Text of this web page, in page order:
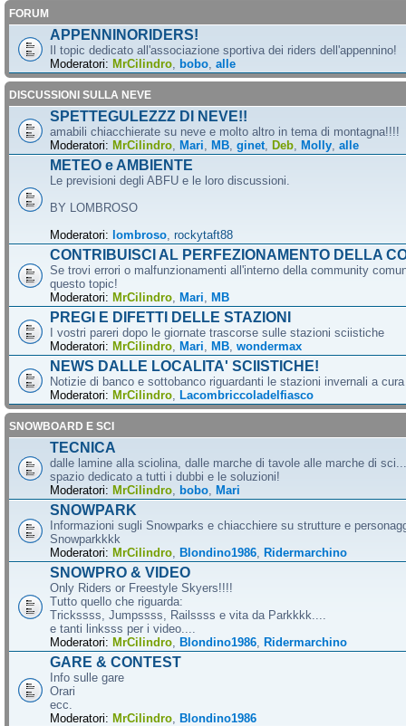
FORUM
APPENNINORIDERS!
Il topic dedicato all'associazione sportiva dei riders dell'appennino!
Moderatori: MrCilindro bobo alle
DISCUSSIONI SULLA NEVE
SPETTEGULEZZZ DI NEVE!!
amabili chiacchierate su neve e molto altro in tema di montagna!!!!
Moderatori: MrCilindro Mari MB ginet Deb Molly alle
METEO e AMBIENTE
Le previsioni degli ABFU e le loro discussioni.
BY LOMBROSO
Moderatori: lombroso rockytaft88
CONTRIBUISCI AL PERFEZIONAMENTO DELLA
Se trovi errori o malfunzionamenti all'interno della community
questo topic!
Moderatori: MrCilindro Mari MB
PREGI E DIFETTI DELLE STAZIONI
I vostri pareri dopo le giornate trascorse sulle stazioni sciistiche
Moderatori: MrCilindro Mari MB wondermax
NEWS DALLE LOCALITA' SCIISTICHE!
Notizie di banco e sottobanco riguardanti le stazioni invernali a
Moderatori: MrCilindro Lacombriccoladelfiasco
SNOWBOARD E SCI
TECNICA
dalle lamine alla sciolina, dalle marche di tavole alle marche di
spazio dedicato a tutti i dubbi e le soluzioni!
Moderatori: MrCilindro bobo Mari
SNOWPARK
Informazioni sugli Snowparks e chiacchiere su strutture e
Snowparkkkk
Moderatori: MrCilindro Blondino1986 Ridermarchino
SNOWPRO & VIDEO
Only Riders or Freestyle Skyers!!!!
Tutto quello che riguarda:
Trickssss, Jumpssss, Railssss e vita da Parkkkk....
e tanti linksss per i video....
Moderatori: MrCilindro Blondino1986 Ridermarchino
GARE & CONTEST
Info sulle gare
Orari
ecc.
Moderatori: MrCilindro Blondino1986